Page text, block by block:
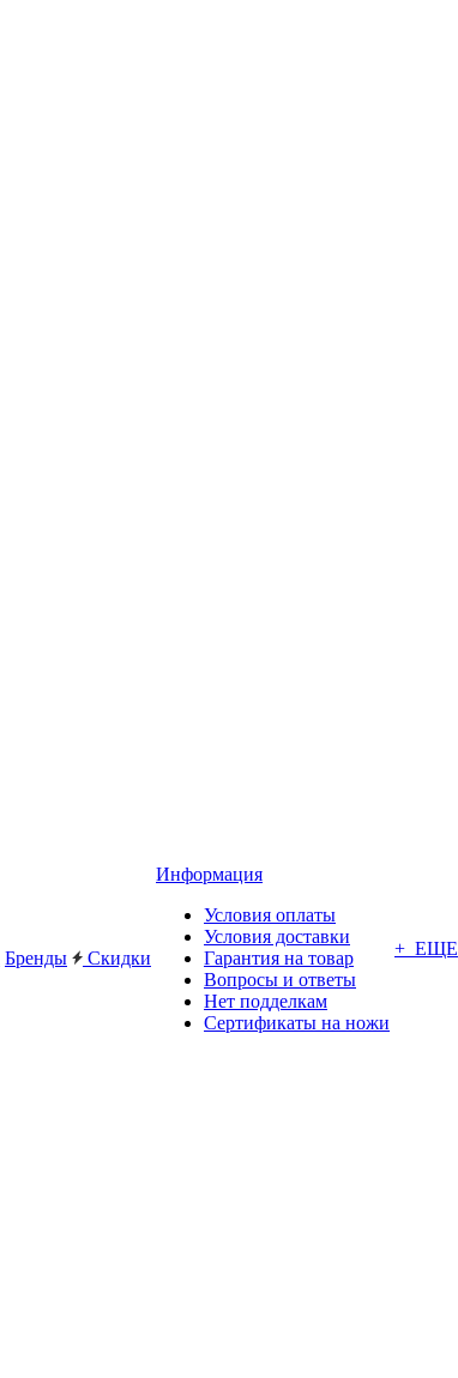
Бренды Скидки
Информация
Условия оплаты
Условия доставки
Гарантия на товар
Вопросы и ответы
Нет подделкам
Сертификаты на ножи
+ ЕЩЕ